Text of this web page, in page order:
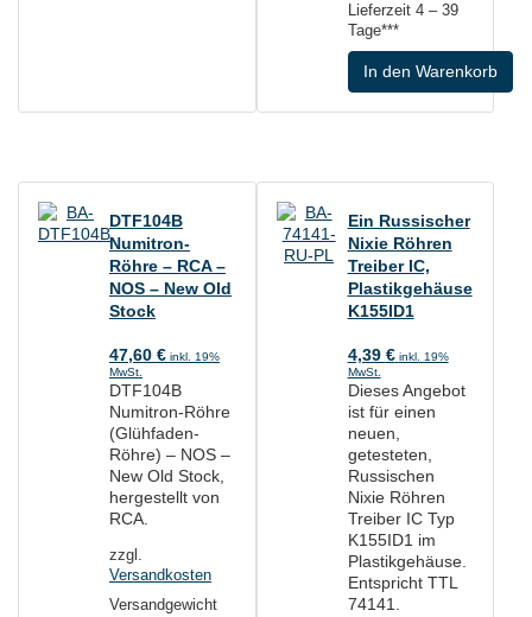
Lieferzeit 4 – 39
Tage***
In den Warenkorb
DTF104B
Numitron-
Röhre – RCA –
NOS – New Old
Stock
47,60 € inkl. 19%
MwSt.
DTF104B
Numitron-Röhre
(Glühfaden-
Röhre) – NOS –
New Old Stock,
hergestellt von
RCA.
zzgl.
Versandkosten
Versandgewicht
Ein Russischer
Nixie Röhren
Treiber IC,
Plastikgehäuse
K155ID1
4,39 € inkl. 19%
MwSt.
Dieses Angebot
ist für einen
neuen,
getesteten,
Russischen
Nixie Röhren
Treiber IC Typ
K155ID1 im
Plastikgehäuse.
Entspricht TTL
74141.